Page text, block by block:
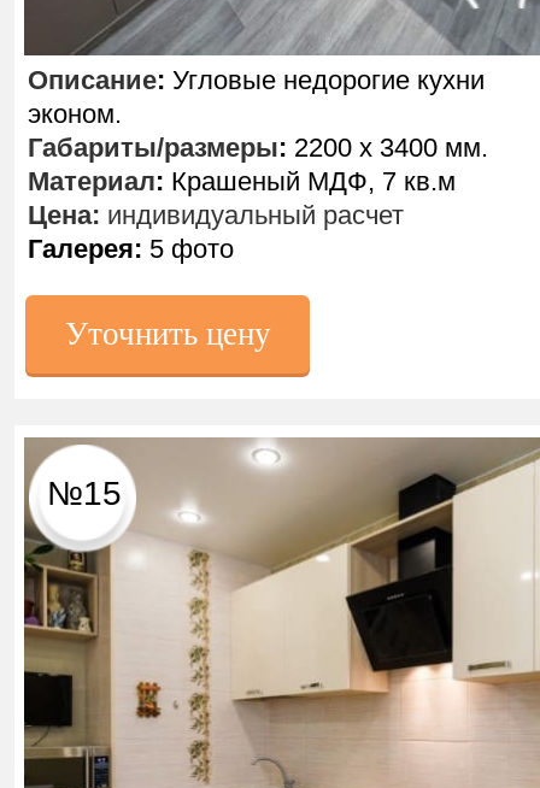
№15
Уточнить цену
Описание: Угловые недорогие кухни
эконом.
Габариты/размеры: 2200 х 3400 мм.
Материал: Крашеный МДФ, 7 кв.м
Цена: индивидуальный расчет
Галерея: 5 фото